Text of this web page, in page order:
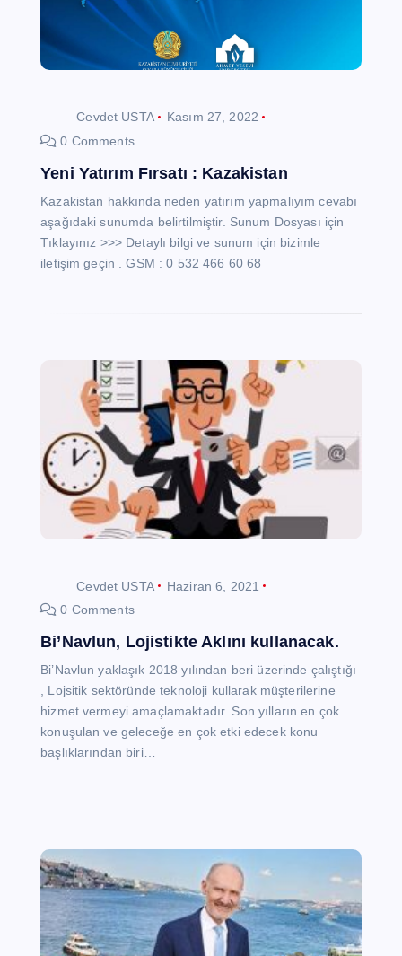
Cevdet USTA
Kasım 27, 2022
0 Comments
Yeni Yatırım Fırsatı : Kazakistan
Kazakistan hakkında neden yatırım yapmalıyım cevabı
aşağıdaki sunumda belirtilmiştir. Sunum Dosyası için
Tıklayınız >>> Detaylı bilgi ve sunum için bizimle
iletişim geçin . GSM : 0 532 466 60 68
Cevdet USTA
Haziran 6, 2021
0 Comments
Bi’Navlun, Lojistikte Aklını kullanacak.
Bi’Navlun yaklaşık 2018 yılından beri üzerinde çalıştığı
, Lojsitik sektöründe teknoloji kullarak müşterilerine
hizmet vermeyi amaçlamaktadır. Son yılların en çok
konuşulan ve geleceğe en çok etki edecek konu
başlıklarından biri…